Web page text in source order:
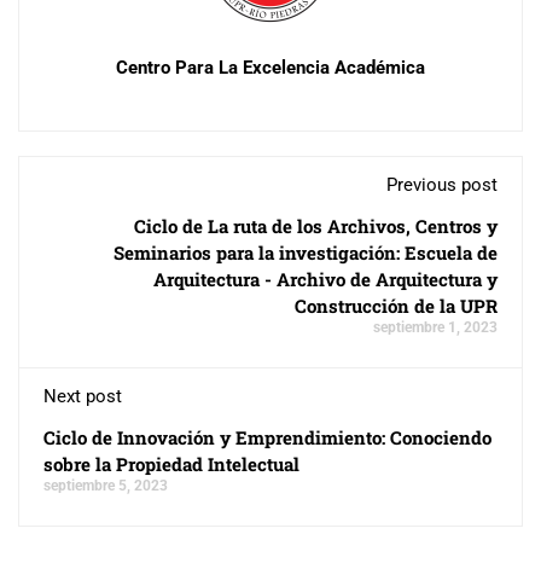
Centro Para La Excelencia Académica
Previous post
Ciclo de La ruta de los Archivos, Centros y
Seminarios para la investigación: Escuela de
Arquitectura - Archivo de Arquitectura y
Construcción de la UPR
septiembre 1, 2023
Next post
Ciclo de Innovación y Emprendimiento: Conociendo
sobre la Propiedad Intelectual
septiembre 5, 2023